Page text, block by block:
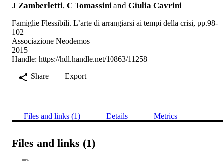
J Zamberletti, C Tomassini and Giulia Cavrini
Famiglie Flessibili. L’arte di arrangiarsi ai tempi della crisi, pp.98-
102
Associazione Neodemos
2015
Handle: https://hdl.handle.net/10863/11258
Share
Export
Files and links (1) Details Metrics
Files and links (1)